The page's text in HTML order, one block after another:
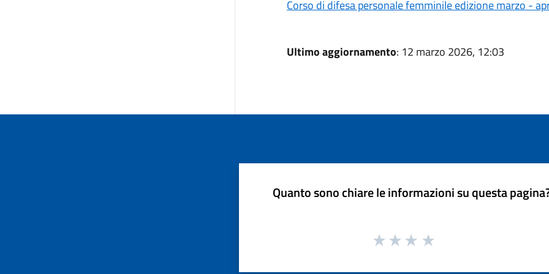
Corso di difesa personale femminile edizione marzo -
Ultimo aggiornamento: 12 marzo 2026, 12:03
Quanto sono chiare le informazioni su questa